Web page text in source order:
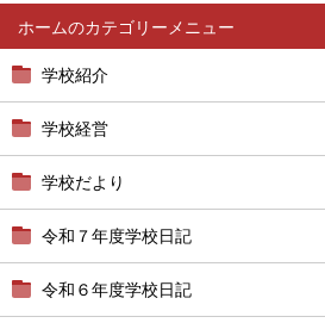
ホーム
学校紹介
学校経営
学校だより
令和７年度学校日記
令和６年度学校日記